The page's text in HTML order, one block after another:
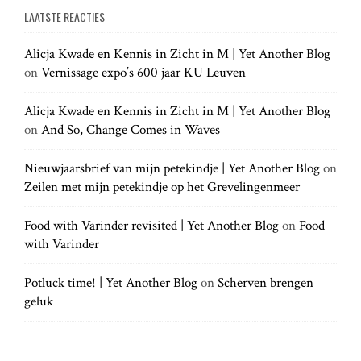
r
h
f
r
:
h
LAATSTE REACTIES
Alicja Kwade en Kennis in Zicht in M | Yet Another Blog
onVernissage expo’s 600 jaar KU Leuven
Alicja Kwade en Kennis in Zicht in M | Yet Another Blog
onAnd So, Change Comes in Waves
Nieuwjaarsbrief van mijn petekindje | Yet Another Blogon
Zeilen met mijn petekindje op het Grevelingenmeer
Food with Varinder revisited | Yet Another BlogonFood
with Varinder
Potluck time! | Yet Another BlogonScherven brengen
geluk